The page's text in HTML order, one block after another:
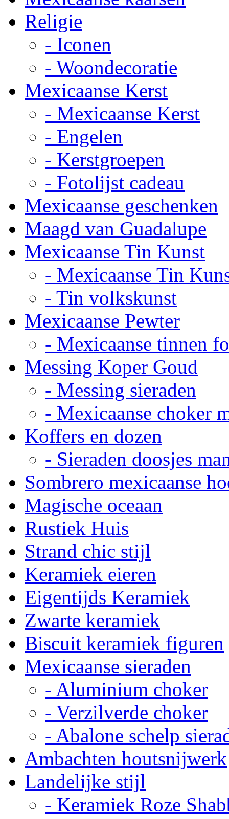
Religie
- Iconen
- Woondecoratie
Mexicaanse Kerst
- Mexicaanse Kerst
- Engelen
- Kerstgroepen
- Fotolijst cadeau
Mexicaanse geschenken
Maagd van Guadalupe
Mexicaanse Tin Kunst
- Mexicaanse Tin
- Tin volkskunst
Mexicaanse Pewter
- Mexicaanse tinnen
Messing Koper Goud
- Messing sieraden
- Mexicaanse choker
Koffers en dozen
- Sieraden doosjes
Sombrero mexicaanse
Magische oceaan
Rustiek Huis
Strand chic stijl
Keramiek eieren
Eigentijds Keramiek
Zwarte keramiek
Biscuit keramiek figuren
Mexicaanse sieraden
- Aluminium choker
- Verzilverde choker
- Abalone schelp
Ambachten houtsnijwerk
Landelijke stijl
- Keramiek Roze